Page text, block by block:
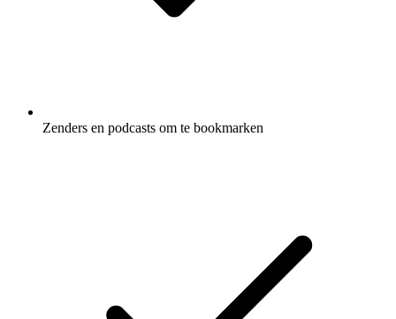
Zenders en podcasts om te bookmarken